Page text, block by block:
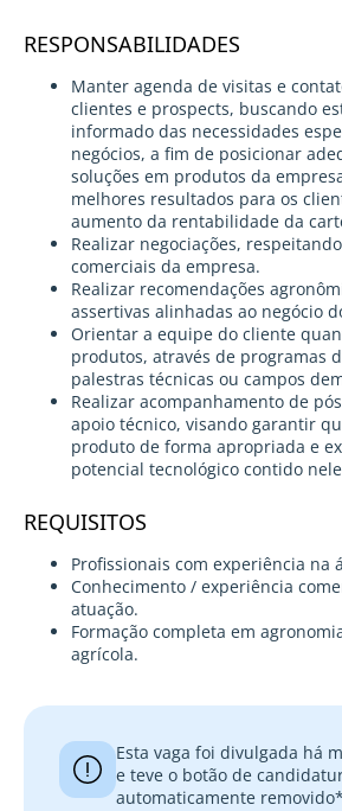
RESPONSABILIDADES
Manter agenda de visitas e
clientes e prospects, buscando
informado das necessidades
negócios, a fim de posicionar
soluções em produtos da
melhores resultados para os
aumento da rentabilidade da
Realizar negociações,
comerciais da empresa.
Realizar recomendações
assertivas alinhadas ao negócio
Orientar a equipe do cliente
produtos, através de programas
palestras técnicas ou campos
Realizar acompanhamento de
apoio técnico, visando garantir
produto de forma apropriada e
potencial tecnológico contido
REQUISITOS
Profissionais com experiência na
Conhecimento / experiência
atuação.
Formação completa em
agrícola.
Esta vaga foi divulgada há
e teve o botão de
automaticamente removido*